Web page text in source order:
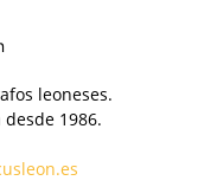
leoneses.
1986.